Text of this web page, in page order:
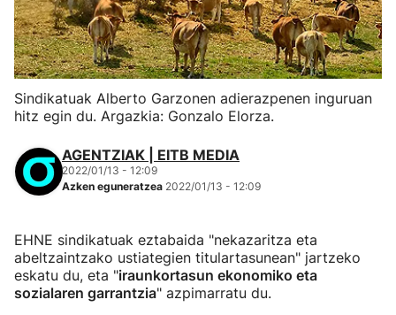
Sindikatuak Alberto Garzonen adierazpenen inguruan
hitz egin du. Argazkia: Gonzalo Elorza.
AGENTZIAK | EITB MEDIA
2022/01/13 - 12:09
Azken eguneratzea 2022/01/13 - 12:09
EHNE sindikatuak eztabaida "nekazaritza eta
abeltzaintzako ustiategien titulartasunean" jartzeko
eskatu du, eta "iraunkortasun ekonomiko eta
sozialaren garrantzia" azpimarratu du.